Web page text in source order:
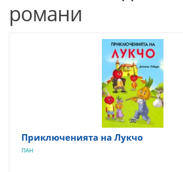
романи
Приключенията на Лукчо
ПАН